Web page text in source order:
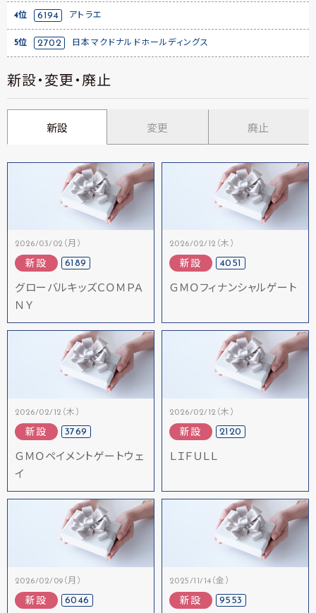
4位 6194 アトラエ
5位 2702 日本マクドナルドホールディングス
新設・変更・廃止
新設 変更 廃止
2026/03/02（月）
新設 6189
グローバルキッズＣＯＭＰＡ
ＮＹ
2026/02/12（木）
新設 4051
ＧＭＯフィナンシャルゲート
2026/02/12（木）
新設 3769
ＧＭＯペイメントゲートウェ
イ
2026/02/12（木）
新設 2120
ＬＩＦＵＬＬ
2026/02/09（月）
新設 6046
2025/11/14（金）
新設 9553